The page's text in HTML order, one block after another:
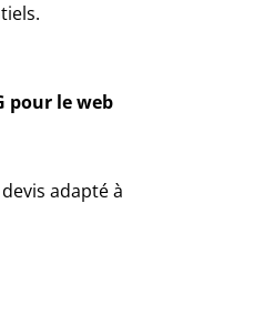
pour le web
adapté à